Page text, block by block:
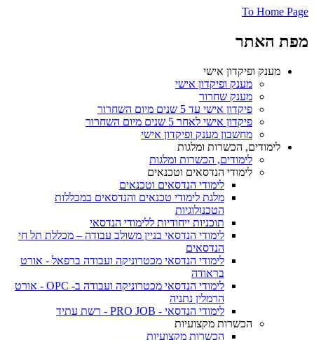
To Home Page
מפת האתר
מענק ופיקדון אישי
מענק ופיקדון אישי
מענק שחרור
פיקדון אישי עד 5 שנים מיום השחרור
פיקדון אישי לאחר 5 שנים מיום השחרור
מחשבון מענק ופיקדון אישי
לימודים, הכשרות ומלגות
לימודים, הכשרות ומלגות
לימודי הנדסאים וטכנאים
לימודי הנדסאים וטכנאים
מלגת לימודי טכנאים והנדסאים במכללות
הטכנולוגיות
תוכניות ייחודיות ללימודי הנדסאי
לימודי הנדסאי בניין משולב עבודה – מכללת תל חי
הנדסאים
לימודי הנדסאי מכטרוניקה ועבודה ברפאל - אורט
בראודה
לימודי הנדסאי מכטרוניקה ועבודה ב- OPC - אורט
הרמלין נתניה
לימודי הנדסאי - PRO JOB - רשת עתיד
הכשרות מקצועיות
הכשרות מקצועיות